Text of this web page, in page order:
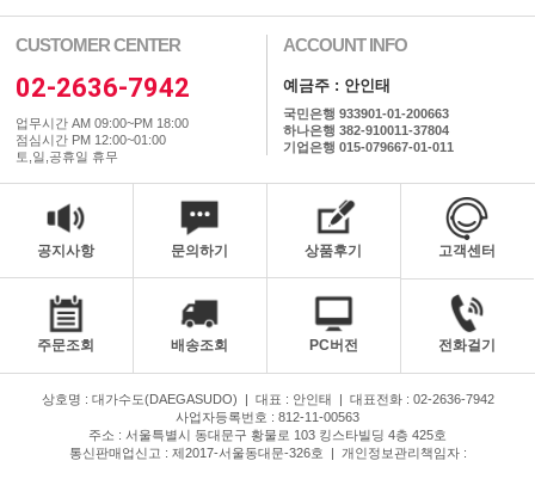
CUSTOMER CENTER
02-2636-7942
업무시간 AM 09:00~PM 18:00
점심시간 PM 12:00~01:00
토,일,공휴일 휴무
ACCOUNT INFO
예금주 : 안인태
국민은행 933901-01-200663
하나은행 382-910011-37804
기업은행 015-079667-01-011
공지사항 문의하기 상품후기 고객센터
주문조회 배송조회 PC버전 전화걸기
상호명 : 대가수도(DAEGASUDO) | 대표 : 안인태 | 대표전화 : 02-2636-7942
사업자등록번호 : 812-11-00563
주소 : 서울특별시 동대문구 황물로 103 킹스타빌딩 4층 425호
통신판매업신고 : 제2017-서울동대문-326호
| 개인정보관리책임자 :